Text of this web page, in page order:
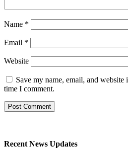
Name *
Email *
Website
Save my name, email, and
time I comment.
Recent News Updates